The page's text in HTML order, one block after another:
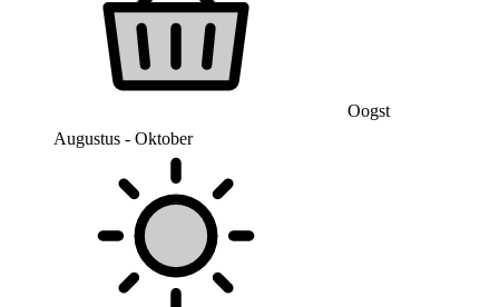
Oogst
Augustus - Oktober